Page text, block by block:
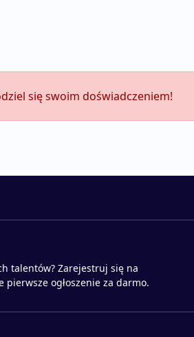
się swoim doświadczeniem!
talentów? Zarejestruj się na
ogłoszenie za darmo.